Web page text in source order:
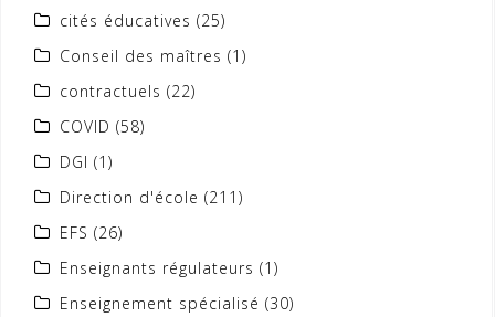
cités éducatives (25)
Conseil des maîtres (1)
contractuels (22)
COVID (58)
DGI (1)
Direction d'école (211)
EFS (26)
Enseignants régulateurs (1)
Enseignement spécialisé (30)